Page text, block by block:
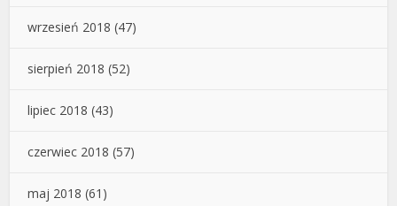
wrzesień 2018 (47)
sierpień 2018 (52)
lipiec 2018 (43)
czerwiec 2018 (57)
maj 2018 (61)